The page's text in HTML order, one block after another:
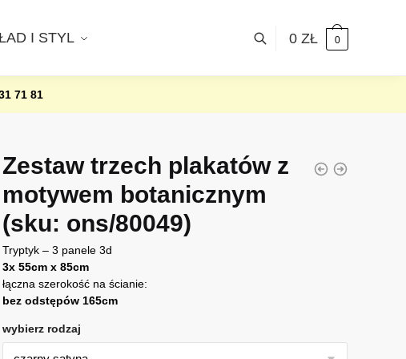
I STYL 0 ZŁ 0
71 81
Zestaw trzech plakatów z
motywem botanicznym
(sku: ons/80049)
Tryptyk – 3 panele 3d
3x 55cm x 85cm
łączna szerokość na ścianie:
bez odstępów 165cm
wybierz rodzaj